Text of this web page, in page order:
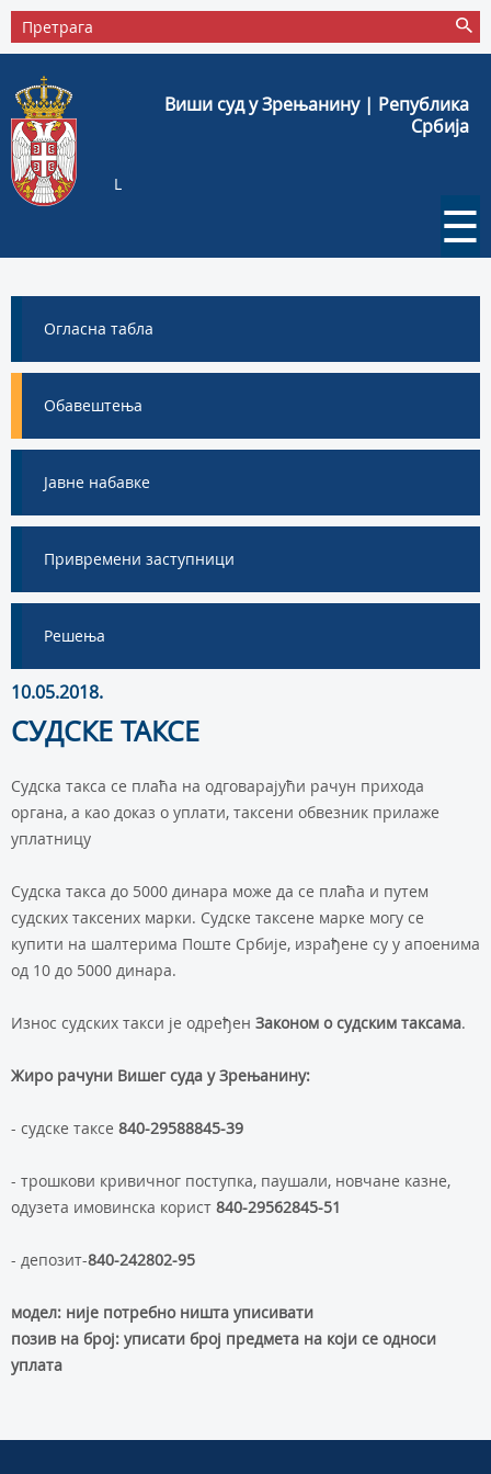
Виши суд у Зрењанину | Република
Србија
L
☰
Огласна табла
Обавештења
Јавне набавке
Привремени заступници
Решења
10.05.2018.
СУДСКЕ ТАКСЕ
Судска такса се плаћа на одговарајући рачун прихода
органа, а као доказ о уплати, таксени обвезник прилаже
уплатницу
Судска такса до 5000 динара може да се плаћа и путем
судских таксених марки. Судске таксене марке могу се
купити на шалтерима Поште Србије, израђене су у апоенима
од 10 до 5000 динара.
Износ судских такси је одређен Законом о судским таксама.
Жиро рачуни Вишег суда у Зрењанину:
- судске таксе 840-29588845-39
- трошкови кривичног поступка, паушали, новчане казне,
одузета имовинска корист 840-29562845-51
- депозит-840-242802-95
модел: није потребно ништа уписивати
позив на број: уписати број предмета на који се односи
уплата